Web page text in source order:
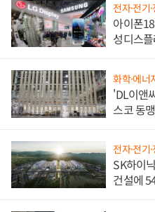
전자·전기
아이폰
성디스
화학·에너
'DL이앤
스코 동
전자·전기
SK하이
건설에